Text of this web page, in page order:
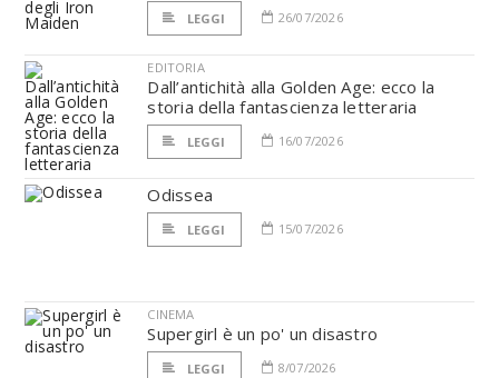
LEGGI 26/07/2026
EDITORIA
Dall’antichità alla Golden Age: ecco la
storia della fantascienza letteraria
LEGGI 16/07/2026
Odissea
LEGGI 15/07/2026
CINEMA
Supergirl è un po' un disastro
LEGGI 8/07/2026